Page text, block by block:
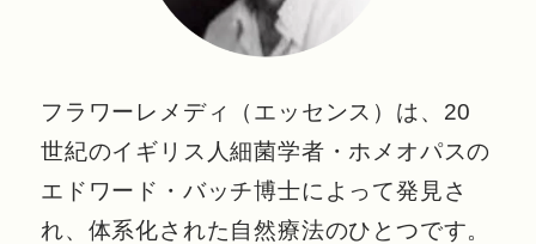
フラワーレメディ（エッセンス）は、20
世紀のイギリス人細菌学者・ホメオパスの
エドワード・バッチ博士によって発見さ
れ、体系化された自然療法のひとつです。